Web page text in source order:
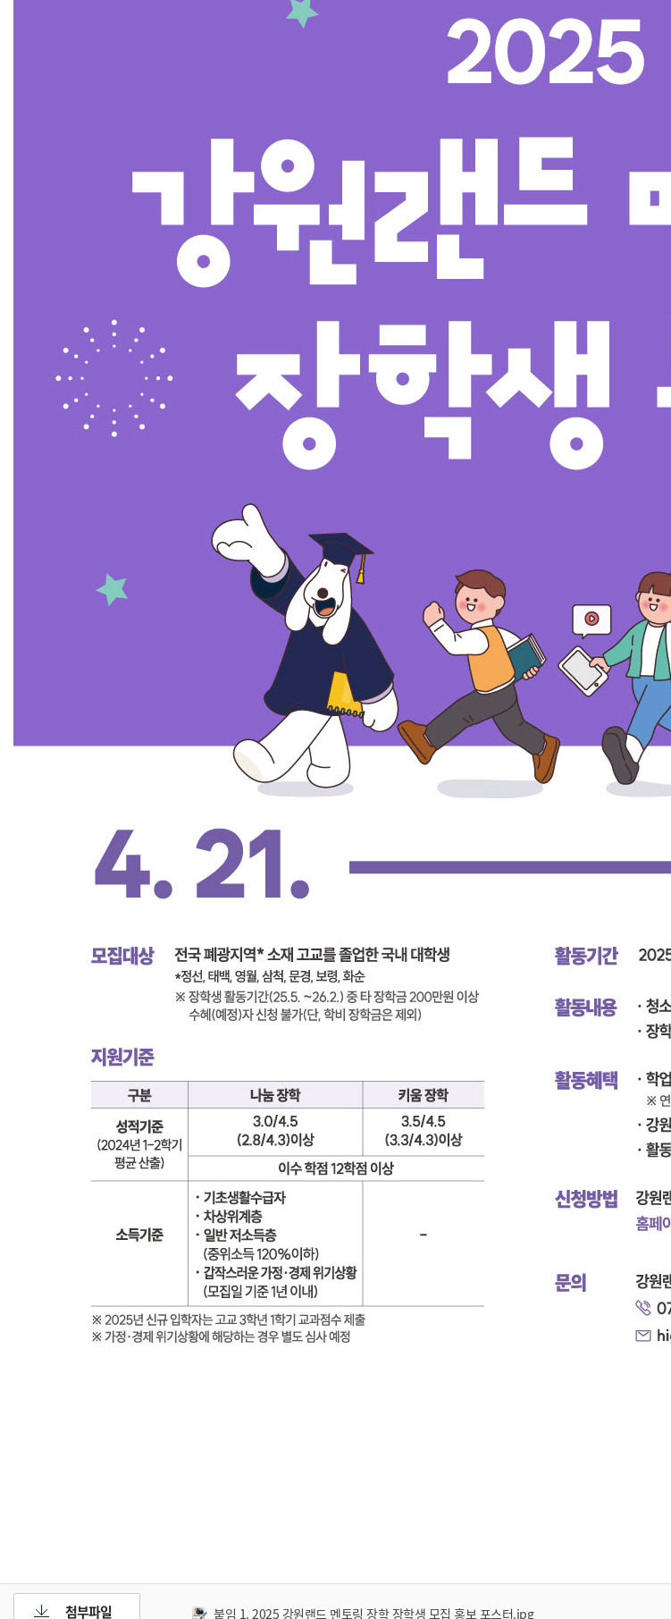
첨부파일 붙임 1. 2025 강원랜드 멘토링 장학 장학생 모집 홍보 포스터.jpg